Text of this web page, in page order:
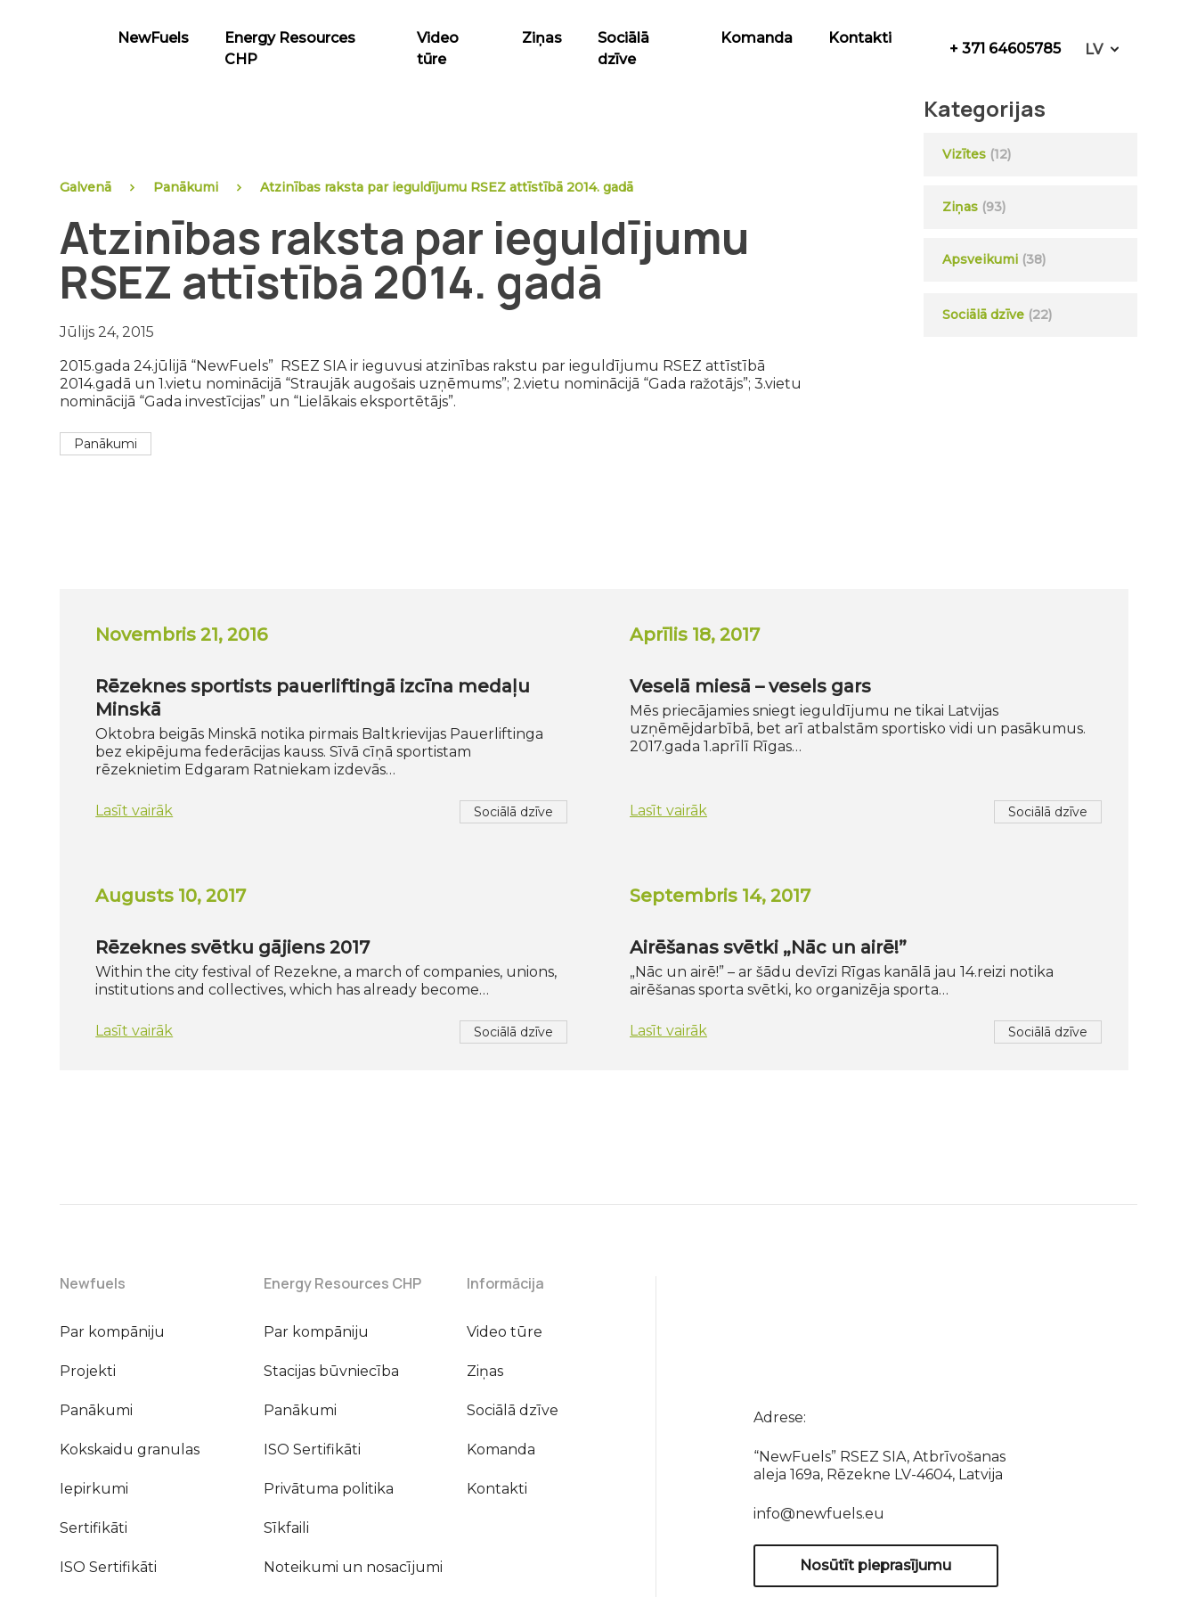
NewFuels
Energy Resources
CHP
Video
tūre
Ziņas
Sociālā
dzīve
Komanda Kontakti
+ 371 64605785 LV
Galvenā Panākumi Atzinības raksta par ieguldījumu RSEZ attīstībā 2014. gadā
Atzinības raksta par ieguldījumu
RSEZ attīstībā 2014. gadā
Jūlijs 24, 2015
2015.gada 24.jūlijā “NewFuels” RSEZ SIA ir ieguvusi atzinības rakstu par ieguldījumu RSEZ attīstībā
2014.gadā un 1.vietu nominācijā “Straujāk augošais uzņēmums”; 2.vietu nominācijā “Gada ražotājs”; 3.vietu
nominācijā “Gada investīcijas” un “Lielākais eksportētājs”.
Panākumi
Kategorijas
Vizītes(12)
Ziņas(93)
Apsveikumi(38)
Sociālā dzīve(22)
Novembris 21, 2016
Rēzeknes sportists pauerliftingā izcīna medaļu
Minskā
Oktobra beigās Minskā notika pirmais Baltkrievijas Pauerliftinga
bez ekipējuma federācijas kauss. Sīvā cīņā sportistam
rēzeknietim Edgaram Ratniekam izdevās…
Lasīt vairāk Sociālā dzīve
Aprīlis 18, 2017
Veselā miesā – vesels gars
Mēs priecājamies sniegt ieguldījumu ne tikai Latvijas
uzņēmējdarbībā, bet arī atbalstām sportisko vidi un pasākumus.
2017.gada 1.aprīlī Rīgas…
Lasīt vairāk Sociālā dzīve
Augusts 10, 2017
Rēzeknes svētku gājiens 2017
Within the city festival of Rezekne, a march of companies, unions,
institutions and collectives, which has already become…
Lasīt vairāk Sociālā dzīve
Septembris 14, 2017
Airēšanas svētki „Nāc un airē!”
„Nāc un airē!” – ar šādu devīzi Rīgas kanālā jau 14.reizi notika
airēšanas sporta svētki, ko organizēja sporta…
Lasīt vairāk Sociālā dzīve
Newfuels
Par kompāniju
Projekti
Panākumi
Kokskaidu granulas
Iepirkumi
Sertifikāti
ISO Sertifikāti
Energy Resources CHP
Par kompāniju
Stacijas būvniecība
Panākumi
ISO Sertifikāti
Privātuma politika
Sīkfaili
Noteikumi un nosacījumi
Informācija
Video tūre
Ziņas
Sociālā dzīve
Komanda
Kontakti
Adrese:
“NewFuels” RSEZ SIA, Atbrīvošanas
aleja 169a, Rēzekne LV-4604, Latvija
info@newfuels.eu
Nosūtīt pieprasījumu